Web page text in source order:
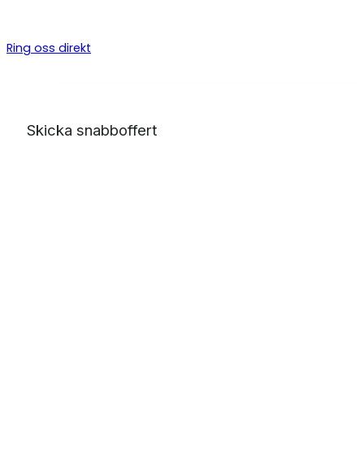
Ring oss direkt
Skicka snabboffert